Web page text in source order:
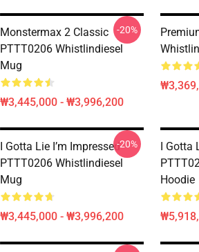
Monstermax 2 Classic
PTTT0206 Whistlindiesel
Mug
₩3,445,000 - ₩3,996,200
-20%
I Gotta Lie I’m Impressed
PTTT0206 Whistlindiesel
Mug
₩3,445,000 - ₩3,996,200
-20%
I Gotta
Hoodie